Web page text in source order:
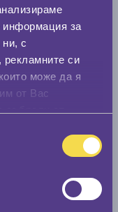
за
ни, с
рекламните си
може да я
от Вас